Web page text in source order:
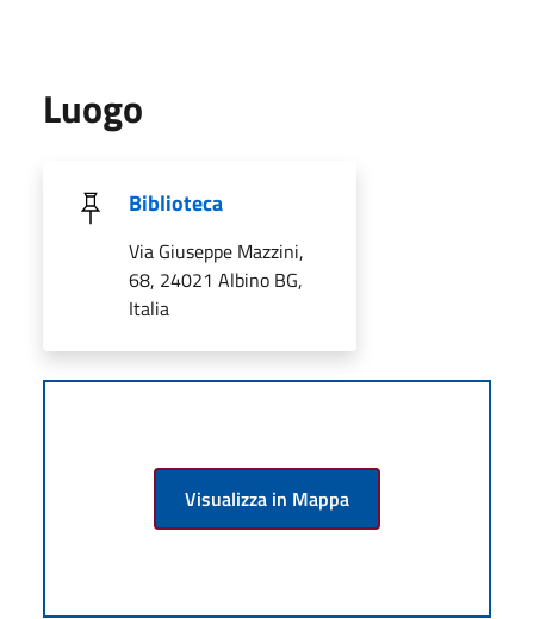
Luogo
Biblioteca
Via Giuseppe Mazzini,
68, 24021 Albino BG,
Italia
Visualizza in Mappa